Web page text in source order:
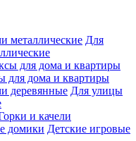
Для
для дома и квартиры
Для улицы
и качели
Детские игровые